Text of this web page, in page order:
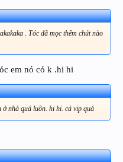
. Tóc đã mọc thêm chút nào
em nó có k .hi hi
nhà quá luôn. hi hi. cá vip quá